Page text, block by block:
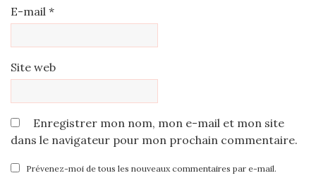
E-mail *
Site web
Enregistrer mon nom, mon e-mail et mon site
dans le navigateur pour mon prochain commentaire.
Prévenez-moi de tous les nouveaux commentaires par e-mail.